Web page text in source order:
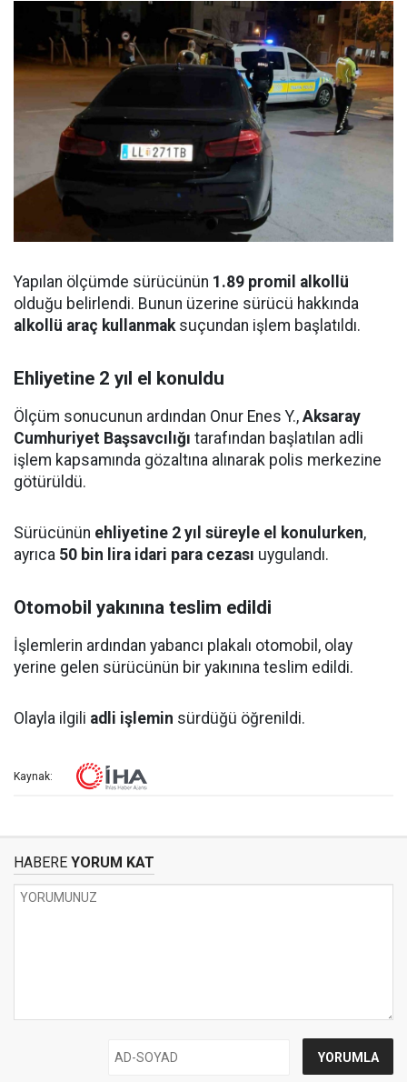
Yapılan ölçümde sürücünün 1.89 promil alkollü
olduğu belirlendi. Bunun üzerine sürücü hakkında
alkollü araç kullanmaksuçundan işlem başlatıldı.
Ehliyetine 2 yıl el konuldu
Ölçüm sonucunun ardından Onur Enes Y., Aksaray
Cumhuriyet Başsavcılığı tarafından başlatılan adli
işlem kapsamında gözaltına alınarak polis merkezine
götürüldü.
Sürücünün ehliyetine 2 yıl süreyle el konulurken,
ayrıca 50 bin lira idari para cezası uygulandı.
Otomobil yakınına teslim edildi
İşlemlerin ardından yabancı plakalı otomobil, olay
yerine gelen sürücünün bir yakınına teslim edildi.
Olayla ilgili adli işlemin sürdüğü öğrenildi.
Kaynak:
HABERE YORUM KAT